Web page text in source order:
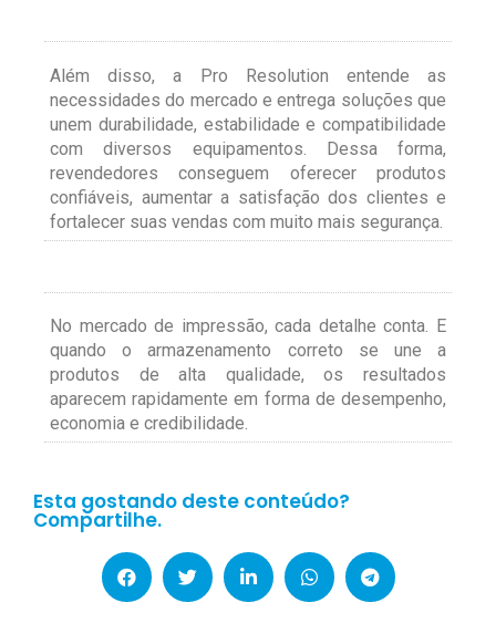
Além disso, a Pro Resolution entende as
necessidades do mercado e entrega soluções que
unem durabilidade, estabilidade e compatibilidade
com diversos equipamentos. Dessa forma,
revendedores conseguem oferecer produtos
confiáveis, aumentar a satisfação dos clientes e
fortalecer suas vendas com muito mais segurança.
No mercado de impressão, cada detalhe conta. E
quando o armazenamento correto se une a
produtos de alta qualidade, os resultados
aparecem rapidamente em forma de desempenho,
economia e credibilidade.
Esta gostando deste conteúdo?
Compartilhe.